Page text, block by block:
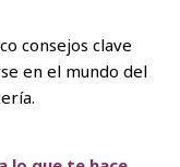
consejos clave
en el mundo del